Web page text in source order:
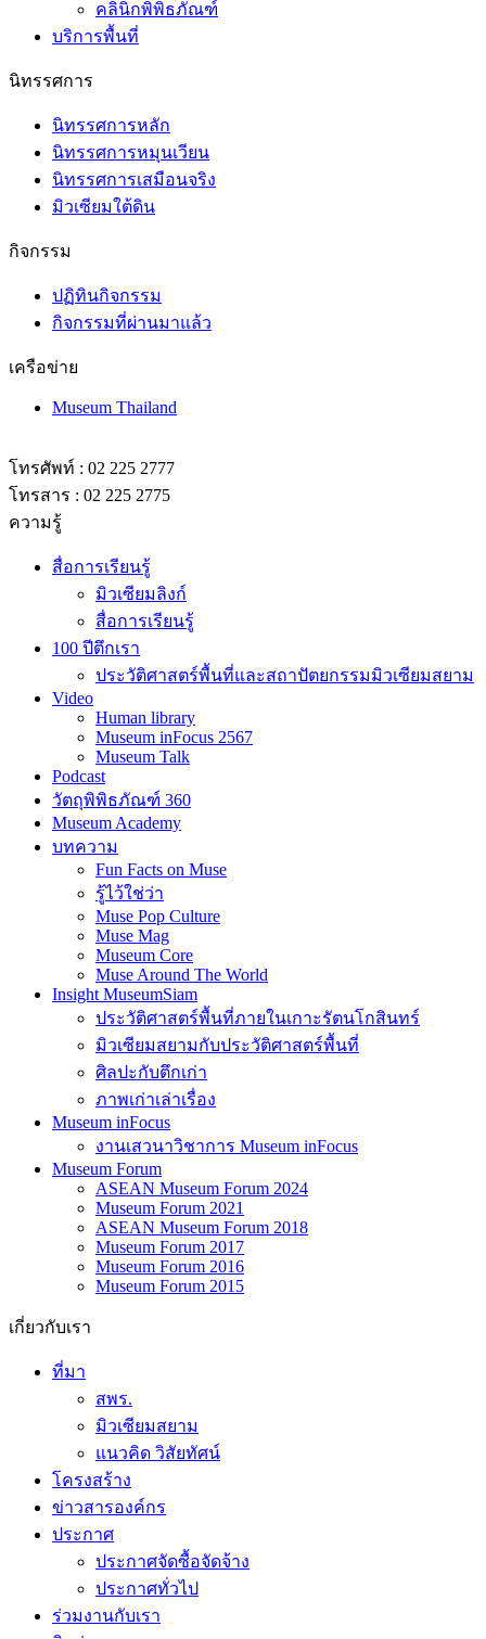
มิวเซียมคลินิก
คลินิกพิพิธภัณฑ์
นิทรรศการหลัก
นิทรรศการหมุนเวียน
นิทรรศการเสมือนจริง
ปฏิทินกิจกรรม
โทรศัพท์ : 02 225 2777
โทรสาร : 02 225 2775
ความรู้
สื่อการเรียนรู้
มิวเซียมลิงก์
สื่อการเรียนรู้
100 ปีตึกเรา
Video
Human library
Museum inFocus 2567
Museum Talk
Podcast
วัตถุพิพิธภัณฑ์ 360
Museum Academy
บทความ
Fun Facts on Muse
รู้ไว้ใช่ว่า
Muse Pop Culture
Muse Mag
Museum Core
Muse Around The World
Insight MuseumSiam
ประวัติศาสตร์พื้นที่ภายในเกาะรัตนโกสินทร์
มิวเซียมสยามกับประวัติศาสตร์พื้นที่
ศิลปะกับตึกเก่า
ภาพเก่าเล่าเรื่อง
Museum inFocus
งานเสวนาวิชาการ Museum inFocus
Museum Forum
ASEAN Museum Forum 2024
Museum Forum 2021
ASEAN Museum Forum 2018
Museum Forum 2017
Museum Forum 2016
เกี่ยวกับเรา
ที่มา
สพร.
มิวเซียมสยาม
แนวคิด วิสัยทัศน์
โครงสร้าง
ข่าวสารองค์กร
ประกาศ
ประกาศจัดซื้อจัดจ้าง
ประกาศทั่วไป